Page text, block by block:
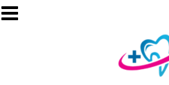
Aller au contenu principal